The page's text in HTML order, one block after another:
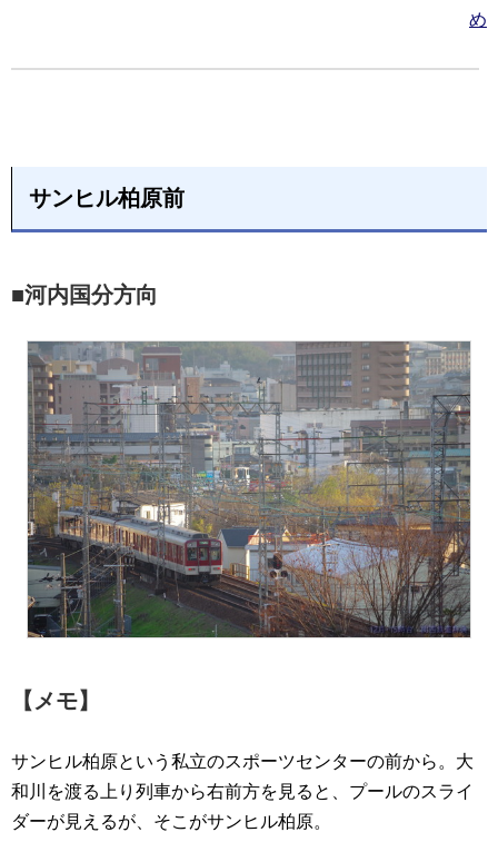
め
サンヒル柏原前
■河内国分方向
【メモ】
サンヒル柏原という私立のスポーツセンターの前から。大
和川を渡る上り列車から右前方を見ると、プールのスライ
ダーが見えるが、そこがサンヒル柏原。